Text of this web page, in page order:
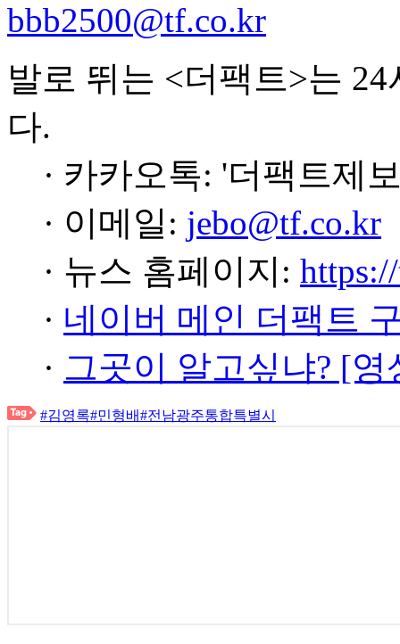
bbb2500@tf.co.kr
발로 뛰는 <더팩트>는
다.
· 카카오톡: '더팩트제
· 이메일: jebo@tf.co.kr
· 뉴스 홈페이지:
· 네이버 메인 더팩트
· 그곳이 알고싶냐? [
#김영록#민형배#전남광주통합특별시